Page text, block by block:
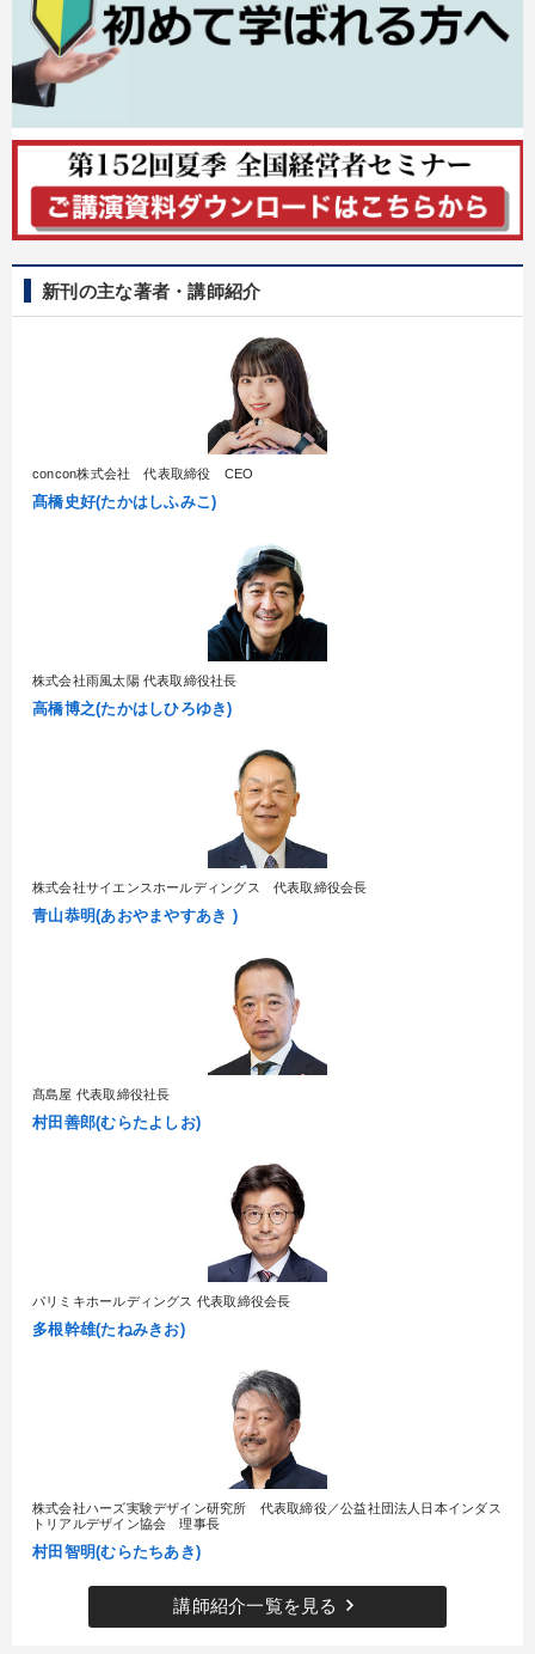
新刊の主な著者・講師紹介
concon株式会社 代表取締役 CEO
髙橋史好(たかはしふみこ)
株式会社雨風太陽 代表取締役社長
高橋博之(たかはしひろゆき)
株式会社サイエンスホールディングス 代表取締役会長
青山恭明(あおやまやすあき )
髙島屋 代表取締役社長
村田善郎(むらたよしお)
パリミキホールディングス 代表取締役会長
多根幹雄(たねみきお)
株式会社ハーズ実験デザイン研究所 代表取締役／公益社団法人日本インダス
トリアルデザイン協会 理事長
村田智明(むらたちあき)
講師紹介一覧を見る keyboard_arrow_right